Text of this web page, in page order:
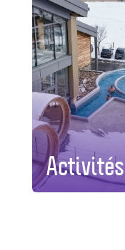
Activités